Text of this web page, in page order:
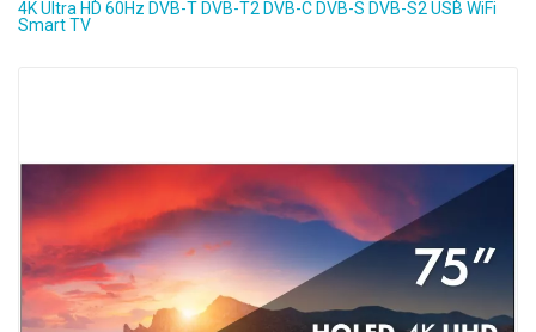
4K Ultra HD 60Hz DVB-T DVB-T2 DVB-C DVB-S DVB-S2 USB WiFi
Smart TV